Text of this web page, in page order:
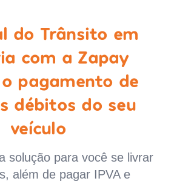
do Trânsito em
com a Zapay
pagamento de
débitos do seu
veículo
solução para você se livrar
além de pagar IPVA e